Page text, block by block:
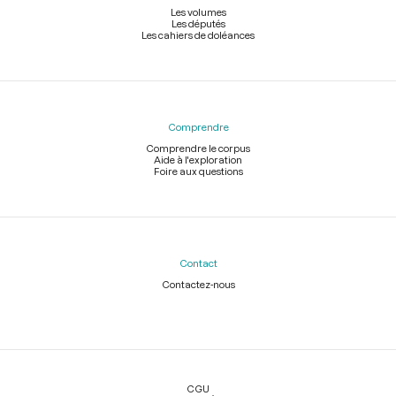
Les volumes
Les députés
Les cahiers de doléances
Comprendre
Comprendre le corpus
Aide à l'exploration
Foire aux questions
Contact
Contactez-nous
Légal
CGU